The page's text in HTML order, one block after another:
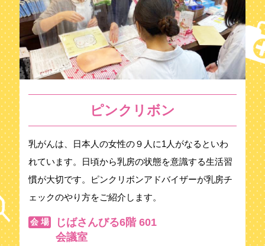
ピンクリボン
乳がんは、日本人の女性の９人に1人がなるといわ
れています。日頃から乳房の状態を意識する生活習
慣が大切です。ピンクリボンアドバイザーが乳房チ
ェックのやり方をご紹介します。
会 場
じばさんびる6階 601
会議室